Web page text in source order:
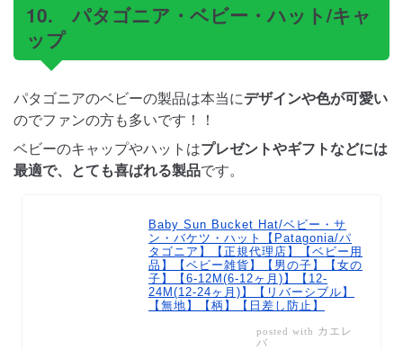
10. パタゴニア・ベビー・ハット/キャ
ップ
パタゴニアのベビーの製品は本当にデザインや色が可愛い
のでファンの方も多いです！！
ベビーのキャップやハットはプレゼントやギフトなどには
最適で、とても喜ばれる製品です。
Baby Sun Bucket Hat/ベビー・サ
ン・バケツ・ハット【Patagonia/パ
タゴニア】【正規代理店】【ベビー用
品】【ベビー雑貨】【男の子】【女の
子】【6-12M(6-12ヶ月)】【12-
24M(12-24ヶ月)】【リバーシブル】
【無地】【柄】【日差し防止】
posted with カエレ
バ